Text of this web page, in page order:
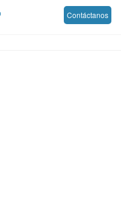
Contáctanos